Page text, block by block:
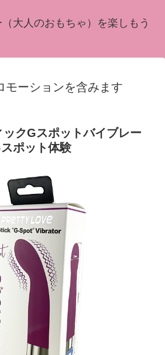
大人のおもちゃ）を楽しもう
モーションを含みます
クGスポットバイブレー
ポット体験